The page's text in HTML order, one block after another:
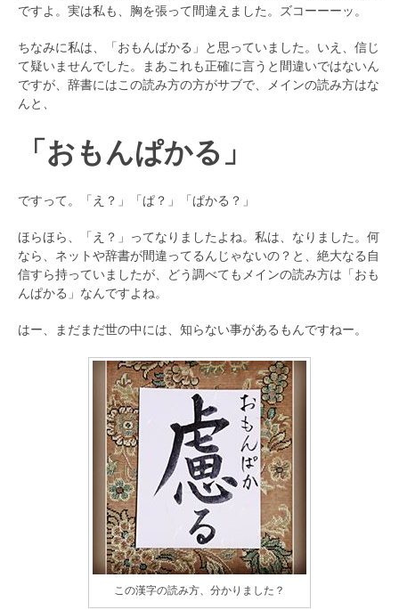
ですよ。実は私も、胸を張って間違えました。ズコーーーッ。
ちなみに私は、「おもんばかる」と思っていました。いえ、信じ
て疑いませんでした。まあこれも正確に言うと間違いではないん
ですが、辞書にはこの読み方の方がサブで、メインの読み方はな
んと、
「おもんぱかる」
ですって。「え？」「ぱ？」「ぱかる？」
ほらほら、「え？」ってなりましたよね。私は、なりました。何
なら、ネットや辞書が間違ってるんじゃないの？と、絶大なる自
信すら持っていましたが、どう調べてもメインの読み方は「おも
んぱかる」なんですよね。
はー、まだまだ世の中には、知らない事があるもんですねー。
この漢字の読み方、分かりました？